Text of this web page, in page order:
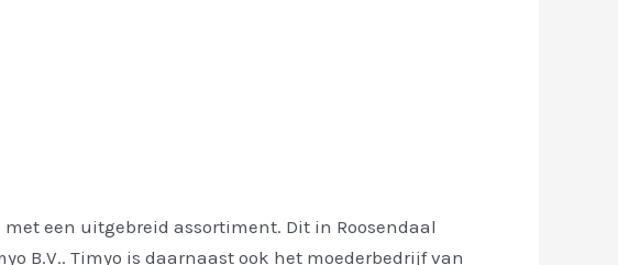
een uitgebreid assortiment. Dit in Roosendaal
B.V.. Timyo is daarnaast ook het moederbedrijf van